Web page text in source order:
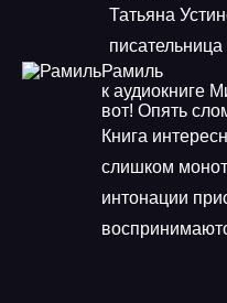
Татьяна
писательница
Рамиль
к аудиокниге
вот! Опять
Книга
слишком
интонации